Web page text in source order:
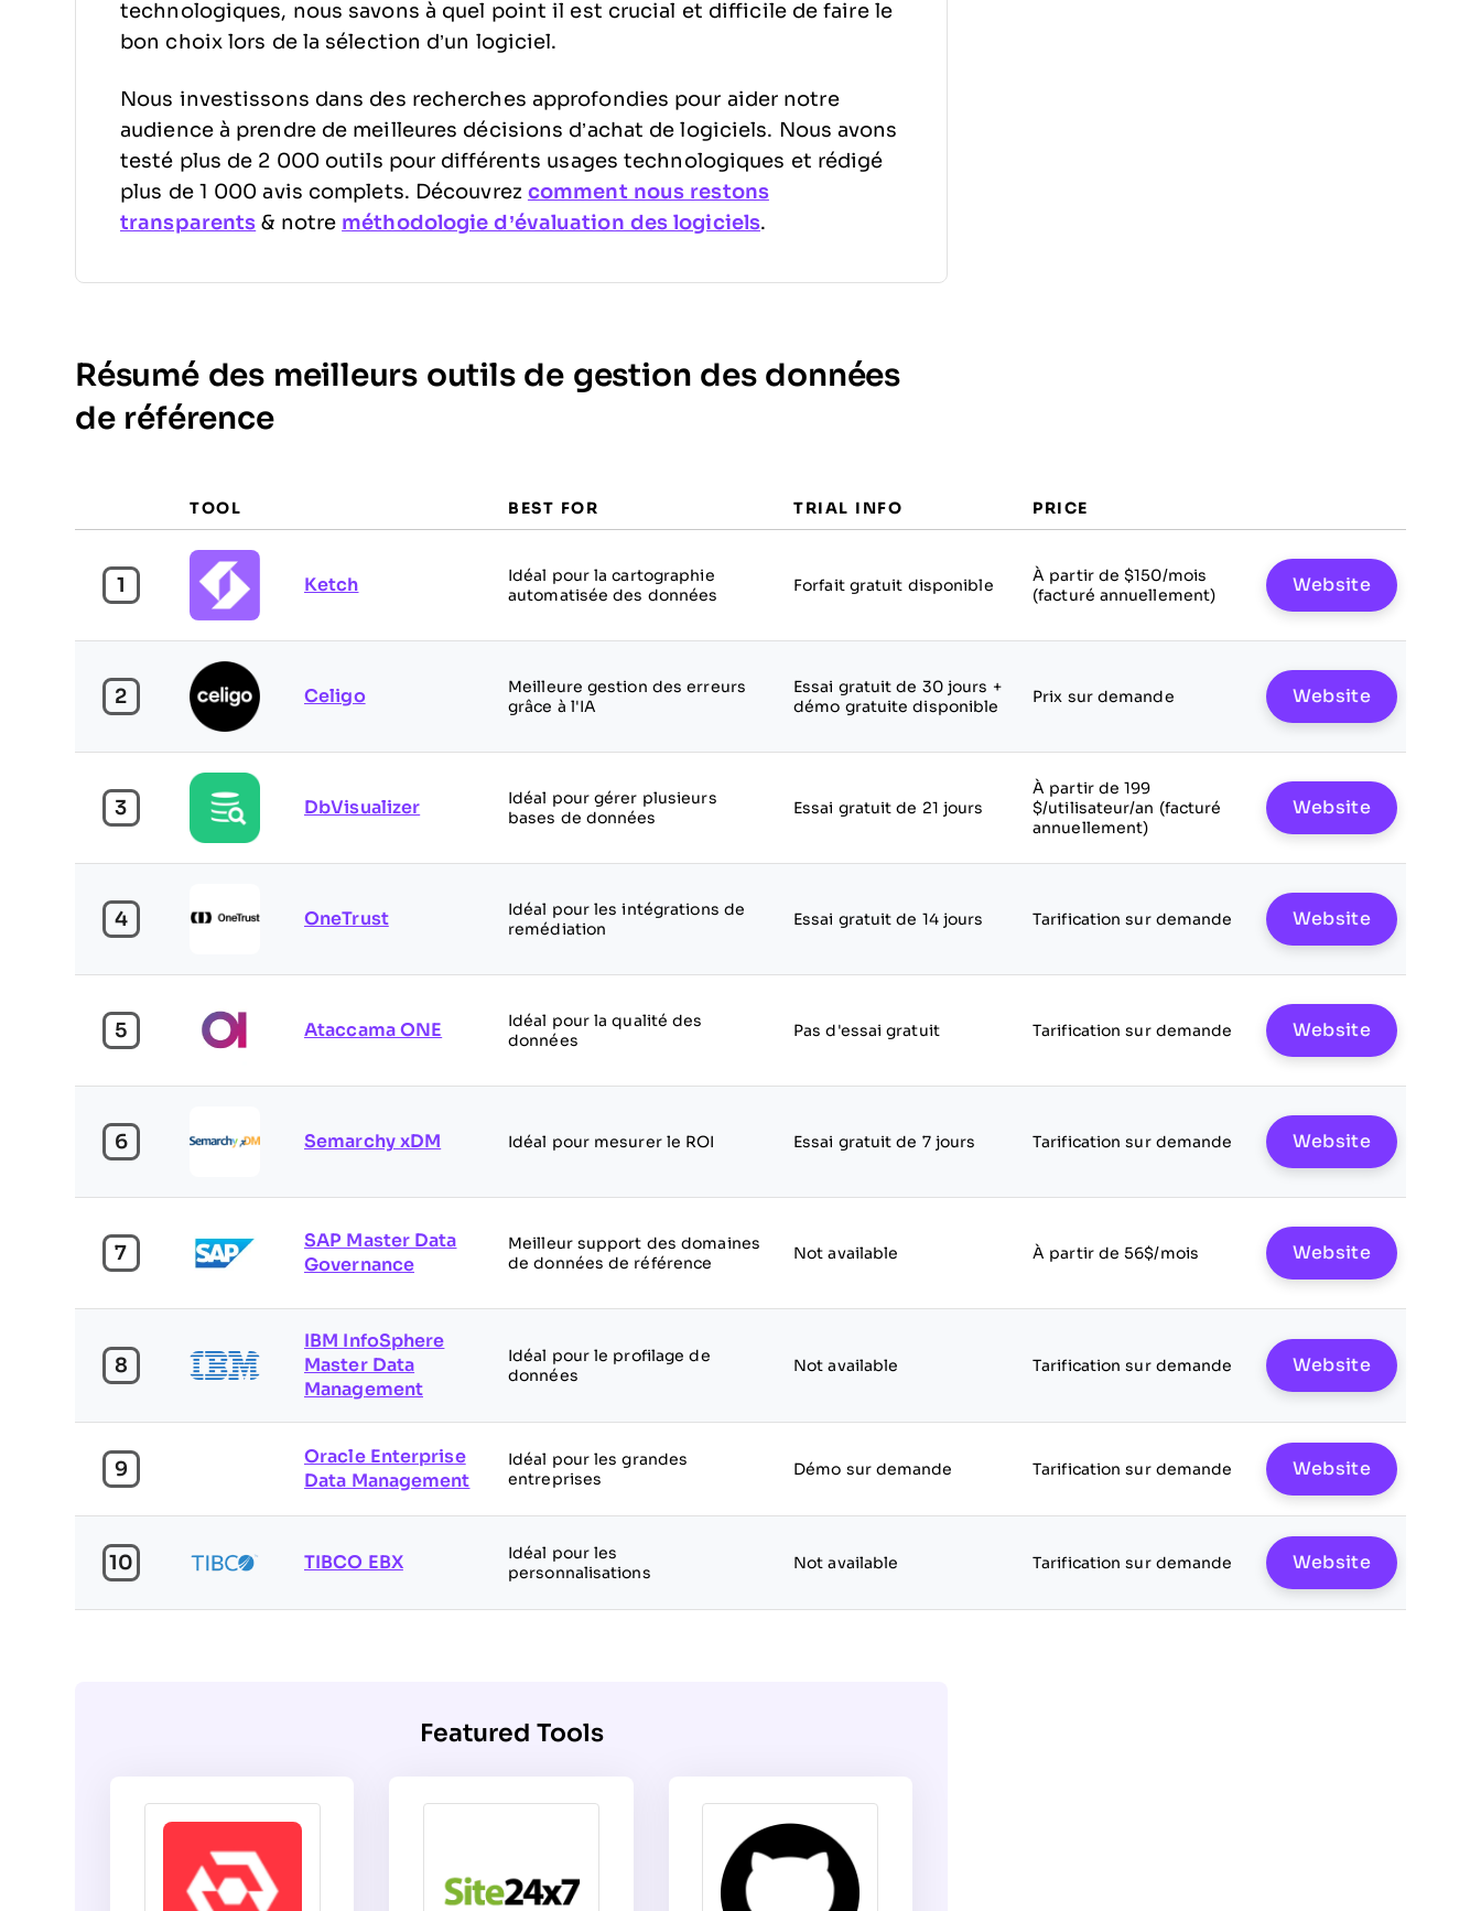
technologiques, nous savons à quel point il est crucial et difficile de faire le
bon choix lors de la sélection d’un logiciel.
Nous investissons dans des recherches approfondies pour aider notre
audience à prendre de meilleures décisions d’achat de logiciels. Nous avons
testé plus de 2 000 outils pour différents usages technologiques et rédigé
plus de 1 000 avis complets. Découvrez comment nous restons
transparents & notre méthodologie d’évaluation des logiciels.
Résumé des meilleurs outils de gestion des données
de référence
TOOL BEST FOR TRIAL INFO PRICE
1 Ketch
Idéal pour la cartographie
automatisée des données
Forfait gratuit disponible
À partir de $150/mois
(facturé annuellement)
Website
2 Celigo
Meilleure gestion des erreurs
grâce à l'IA
Essai gratuit de 30 jours +
démo gratuite disponible
Prix sur demande Website
3 DbVisualizer
Idéal pour gérer plusieurs
bases de données
Essai gratuit de 21 jours
À partir de 199
$/utilisateur/an (facturé
annuellement)
Website
4 OneTrust
Idéal pour les intégrations de
remédiation
Essai gratuit de 14 jours Tarification sur demande Website
5 Ataccama ONE
Idéal pour la qualité des
données
Pas d'essai gratuit Tarification sur demande Website
6 Semarchy xDM Idéal pour mesurer le ROI Essai gratuit de 7 jours Tarification sur demande Website
7
SAP Master Data
Governance
Meilleur support des domaines
de données de référence
Not available À partir de 56$/mois Website
8
IBM InfoSphere
Master Data
Management
Idéal pour le profilage de
données
Not available Tarification sur demande Website
9
Oracle Enterprise
Data Management
Idéal pour les grandes
entreprises
Démo sur demande Tarification sur demande Website
10 TIBCO EBX
Idéal pour les
personnalisations
Not available Tarification sur demande Website
Featured Tools